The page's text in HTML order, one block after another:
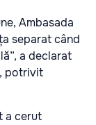
Ambasada
separat când
a declarat
potrivit
a cerut